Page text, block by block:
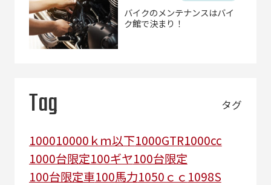
バイクのメンテナンスはバイ
ク館で決まり！
Tag タグ
100010000ｋｍ以下1000GTR1000cc
1000台限定100ギヤ100台限定
100台限定車100馬力1050ｃｃ 1098S